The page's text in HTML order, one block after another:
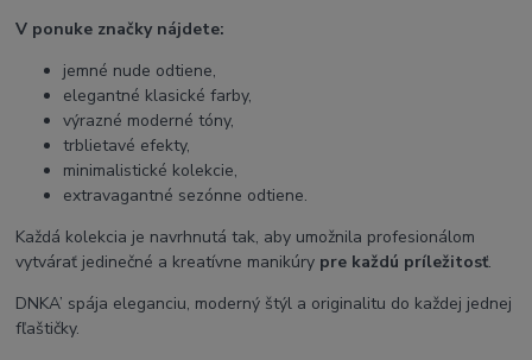
V ponuke značky nájdete:
jemné nude odtiene,
elegantné klasické farby,
výrazné moderné tóny,
trblietavé efekty,
minimalistické kolekcie,
extravagantné sezónne odtiene.
Každá kolekcia je navrhnutá tak, aby umožnila profesionálom
vytvárať jedinečné a kreatívne manikúry pre každú príležitosť.
DNKA’ spája eleganciu, moderný štýl a originalitu do každej jednej
fľaštičky.